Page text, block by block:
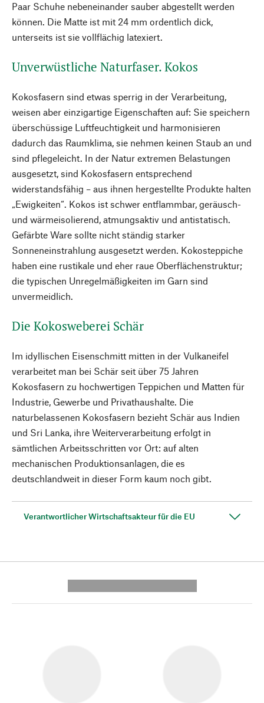
Paar Schuhe nebeneinander sauber abgestellt werden
können. Die Matte ist mit 24 mm ordentlich dick,
unterseits ist sie vollflächig latexiert.
Unverwüstliche Naturfaser. Kokos
Kokosfasern sind etwas sperrig in der Verarbeitung,
weisen aber einzigartige Eigenschaften auf: Sie speichern
überschüssige Luftfeuchtigkeit und harmonisieren
dadurch das Raumklima, sie nehmen keinen Staub an und
sind pflegeleicht. In der Natur extremen Belastungen
ausgesetzt, sind Kokosfasern entsprechend
widerstandsfähig – aus ihnen hergestellte Produkte halten
„Ewigkeiten“. Kokos ist schwer entflammbar, geräusch-
und wärmeisolierend, atmungsaktiv und antistatisch.
Gefärbte Ware sollte nicht ständig starker
Sonneneinstrahlung ausgesetzt werden. Kokosteppiche
haben eine rustikale und eher raue Oberflächenstruktur;
die typischen Unregelmäßigkeiten im Garn sind
unvermeidlich.
Die Kokosweberei Schär
Im idyllischen Eisenschmitt mitten in der Vulkaneifel
verarbeitet man bei Schär seit über 75 Jahren
Kokosfasern zu hochwertigen Teppichen und Matten für
Industrie, Gewerbe und Privathaushalte. Die
naturbelassenen Kokosfasern bezieht Schär aus Indien
und Sri Lanka, ihre Weiterverarbeitung erfolgt in
sämtlichen Arbeitsschritten vor Ort: auf alten
mechanischen Produktionsanlagen, die es
deutschlandweit in dieser Form kaum noch gibt.
Verantwortlicher Wirtschaftsakteur für die EU